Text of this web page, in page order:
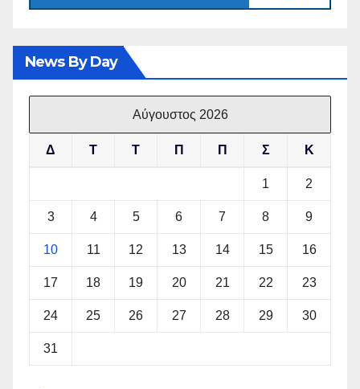
News By Day
Αύγουστος 2026
Δ Τ Τ Π Π Σ Κ
1 2
3 4 5 6 7 8 9
10 11 12 13 14 15 16
17 18 19 20 21 22 23
24 25 26 27 28 29 30
31